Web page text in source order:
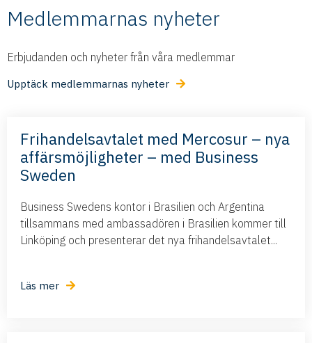
Medlemmarnas nyheter
Erbjudanden och nyheter från våra medlemmar
Upptäck medlemmarnas nyheter
Frihandelsavtalet med Mercosur – nya
affärsmöjligheter – med Business
Sweden
Business Swedens kontor i Brasilien och Argentina
tillsammans med ambassadören i Brasilien kommer till
Linköping och presenterar det nya frihandelsavtalet...
Läs mer